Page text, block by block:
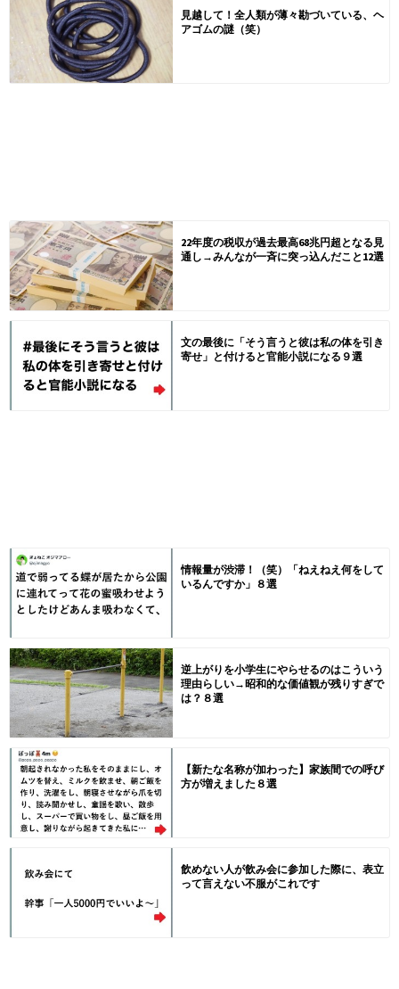
見越して！全人類が薄々勘づいている、ヘ
アゴムの謎（笑）
22年度の税収が過去最高68兆円超となる見
通し→みんなが一斉に突っ込んだこと12選
文の最後に「そう言うと彼は私の体を引き
寄せ」と付けると官能小説になる９選
情報量が渋滞！（笑）「ねえねえ何をして
いるんですか」８選
逆上がりを小学生にやらせるのはこういう
理由らしい→昭和的な価値観が残りすぎで
は？８選
【新たな名称が加わった】家族間での呼び
方が増えました８選
飲めない人が飲み会に参加した際に、表立
って言えない不服がこれです